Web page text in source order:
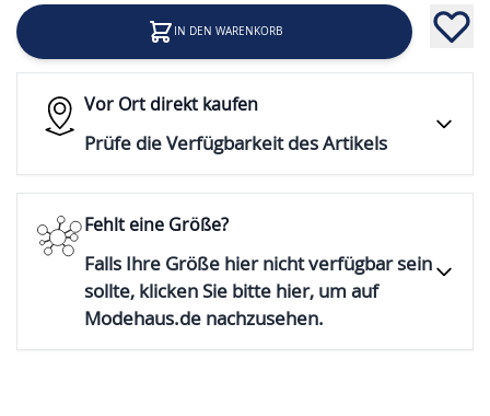
IN DEN WARENKORB
Vor Ort direkt kaufen
Prüfe die Verfügbarkeit des Artikels
Fehlt eine Größe?
Falls Ihre Größe hier nicht verfügbar sein
sollte, klicken Sie bitte hier, um auf
Modehaus.de nachzusehen.